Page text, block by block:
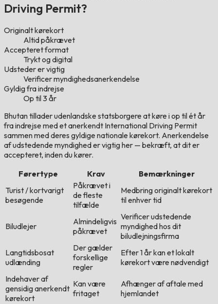
Driving Permit?
Originalt kørekort
Altid påkrævet
Accepteret format
Trykt og digital
Udsteder er vigtig
Verificer myndighedsanerkendelse
Gyldig fra indrejse
Op til 3 år
Bhutan tillader udenlandske statsborgere at køre i op til ét år
fra indrejse med et anerkendt International Driving Permit
sammen med deres gyldige nationale kørekort. Anerkendelse
af udstedende myndighed er vigtig her — bekræft, at dit er
accepteret, inden du kører.
Førertype
Krav
Bemærkninger
Turist / kortvarigt
besøgende
Påkrævet i
de fleste
tilfælde
Medbring originalt kørekort
til enhver tid
Biludlejer
Almindeligvis
påkrævet
Verificer udstedende
myndighed hos dit
biludlejningsfirma
Langtidsbosat
udlænding
Der gælder
forskellige
regler
Efter 1 år kan et lokalt
kørekort være nødvendigt
Indehaver af
gensidig anerkendt
kørekort
Kan være
fritaget
Afhænger af aftale med
hjemlandet